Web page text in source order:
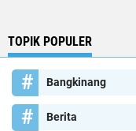
TOPIK POPULER
Bangkinang
Berita